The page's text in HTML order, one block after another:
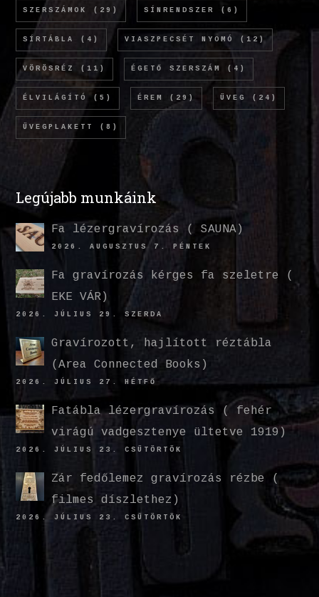
SZERSZÁMOK (29) SÍNRENDSZER (6)
SÍRTÁBLA (4) VIASZPECSÉT NYOMÓ (12)
VÖRÖSRÉZ (11) ÉGETŐ SZERSZÁM (4)
ÉLVILÁGÍTÓ (5) ÉREM (29) ÜVEG (24)
ÜVEGPLAKETT (8)
Legújabb munkáink
Fa lézergravírozás ( SAUNA)
2026. AUGUSZTUS 7. PÉNTEK
Fa gravírozás kérges fa szeletre (
EKE VÁR)
2026. JÚLIUS 29. SZERDA
Gravírozott, hajlított réztábla
(Area Connected Books)
2026. JÚLIUS 27. HÉTFŐ
Fatábla lézergravírozás ( fehér
virágú vadgesztenye ültetve 1919)
2026. JÚLIUS 23. CSÜTÖRTÖK
Zár fedőlemez gravírozás rézbe (
filmes díszlethez)
2026. JÚLIUS 23. CSÜTÖRTÖK